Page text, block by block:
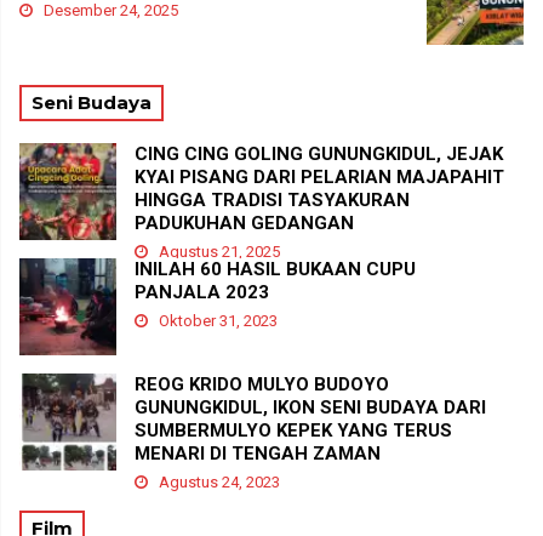
Desember 24, 2025
Seni Budaya
CING CING GOLING GUNUNGKIDUL, JEJAK
KYAI PISANG DARI PELARIAN MAJAPAHIT
HINGGA TRADISI TASYAKURAN
PADUKUHAN GEDANGAN
Agustus 21, 2025
INILAH 60 HASIL BUKAAN CUPU
PANJALA 2023
Oktober 31, 2023
REOG KRIDO MULYO BUDOYO
GUNUNGKIDUL, IKON SENI BUDAYA DARI
SUMBERMULYO KEPEK YANG TERUS
MENARI DI TENGAH ZAMAN
Agustus 24, 2023
Film